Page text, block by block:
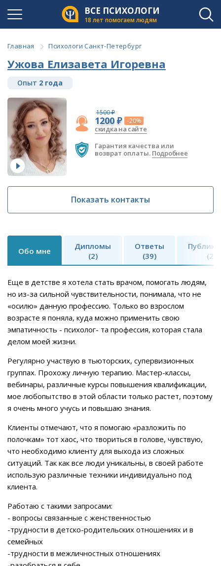
ВСЕ ПСИХОЛОГИ
18 лет помогаем людям
Главная Психологи Санкт-Петербург
Ужова Елизавета Игоревна
Опыт 2 года
1500 ₽
1200 ₽ -20%
скидка на сайте
Гарантия качества или
возврат оплаты. Подробнее
Показать контакты
Обо мне
Дипломы
(2)
Ответы
(39)
(2)
Еще в детстве я хотела стать врачом, помогать людям,
но из-за сильной чувствительности, понимала, что не
«осилю» данную профессию. Только во взрослом
возрасте я поняла, куда можно применить свою
эмпатичность - психолог- та профессия, которая стала
делом моей жизни.
Регулярно участвую в тьюторских, супервизионных
группах. Прохожу личную терапию. Мастер-классы,
вебинары, различные курсы повышения квалификации,
мое любопытство в этой области только растет, поэтому
я очень много учусь и повышаю знания.
Клиенты отмечают, что я помогаю «разложить по
полочкам» тот хаос, что твориться в голове, чувствую,
что необходимо клиенту для выхода из сложных
ситуаций. Так как все люди уникальны, в своей работе
использую различные техники индивидуально под
клиента.
Работаю с такими запросами:
- вопросы связанные с женственностью
-трудности в детско-родительских отношениях и в
семейных
-трудности в межличностных отношениях